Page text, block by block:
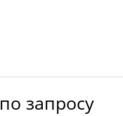
по запросу